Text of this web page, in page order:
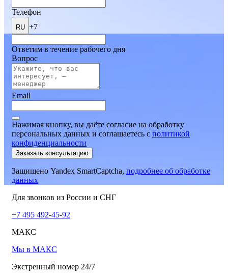
Телефон
RU +7
Ответим в течение рабочего дня
Вопрос
Email
Нажимая кнопку, вы даёте согласие на обработку
персональных данных и соглашаетесь c политикой
конфиденциальности
Заказать консультацию
Защищено Yandex SmartCaptcha, подробнее об обработке
данных
Для звонков из России и СНГ
+7 495 492-45-92
МАКС
Мы в МАКС
Экстренный номер 24/7